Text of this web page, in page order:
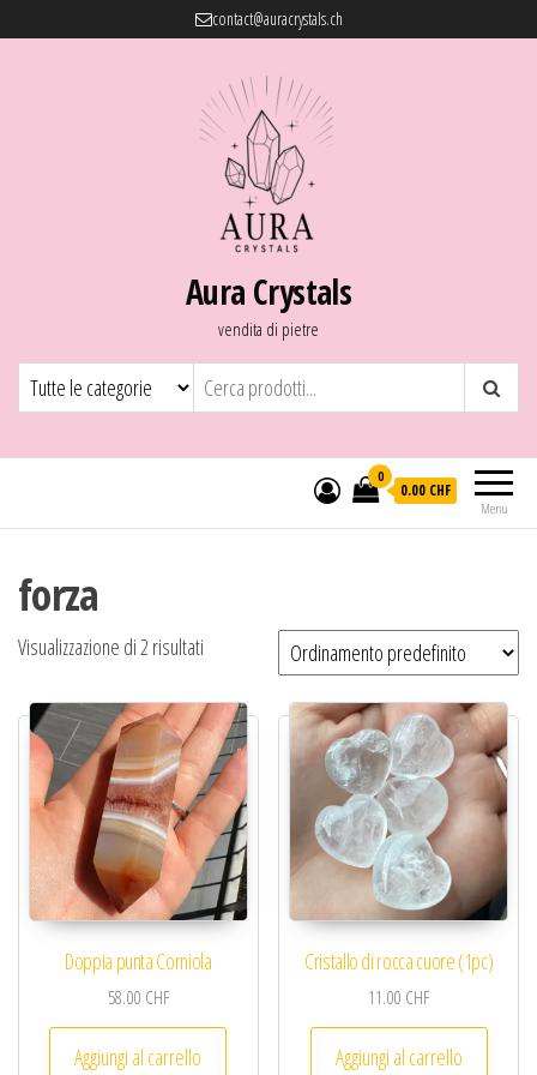
contact@auracrystals.ch
Aura Crystals
vendita di pietre
Menu
0
0.00 CHF
forza
Visualizzazione di 2 risultati
Doppia punta Corniola
58.00 CHF
Aggiungi al carrello
Cristallo di rocca cuore (1pc)
11.00 CHF
Aggiungi al carrello